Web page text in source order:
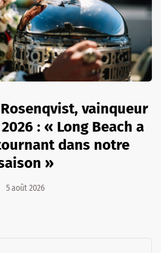
vainqueur
: « Long Beach a
dans notre
»
5 août 2026